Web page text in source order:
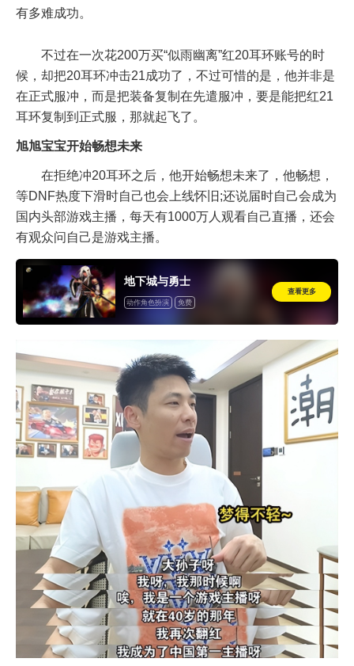
有多难成功。
不过在一次花200万买“似雨幽离”红20耳环账号的时
候，却把20耳环冲击21成功了，不过可惜的是，他并非是
在正式服冲，而是把装备复制在先遣服冲，要是能把红21
耳环复制到正式服，那就起飞了。
旭旭宝宝开始畅想未来
在拒绝冲20耳环之后，他开始畅想未来了，他畅想，
等DNF热度下滑时自己也会上线怀旧;还说届时自己会成为
国内头部游戏主播，每天有1000万人观看自己直播，还会
有观众问自己是游戏主播。
地下城与勇士
动作角色扮演 免费
查看更多